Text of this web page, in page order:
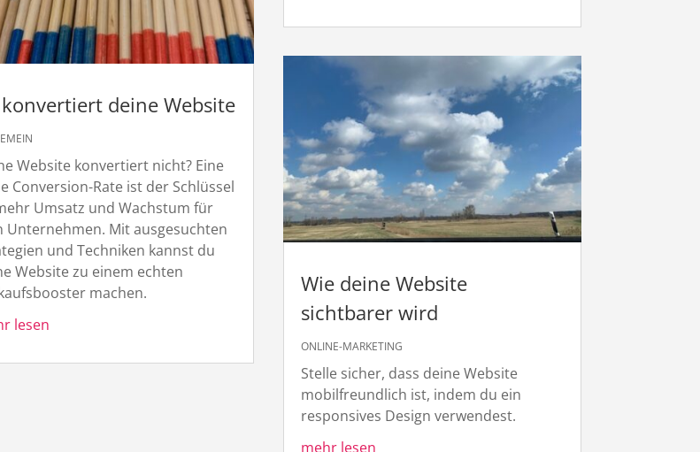
konvertiert deine Website
Website konvertiert nicht? Eine
Conversion-Rate ist der Schlüssel
Umsatz und Wachstum für
Unternehmen. Mit ausgesuchten
und Techniken kannst du
Website zu einem echten
machen.
lesen
Wie deine Website
sichtbarer wird
ONLINE-MARKETING
Stelle sicher, dass deine Website
mobilfreundlich ist, indem du ein
responsives Design verwendest.
mehr lesen